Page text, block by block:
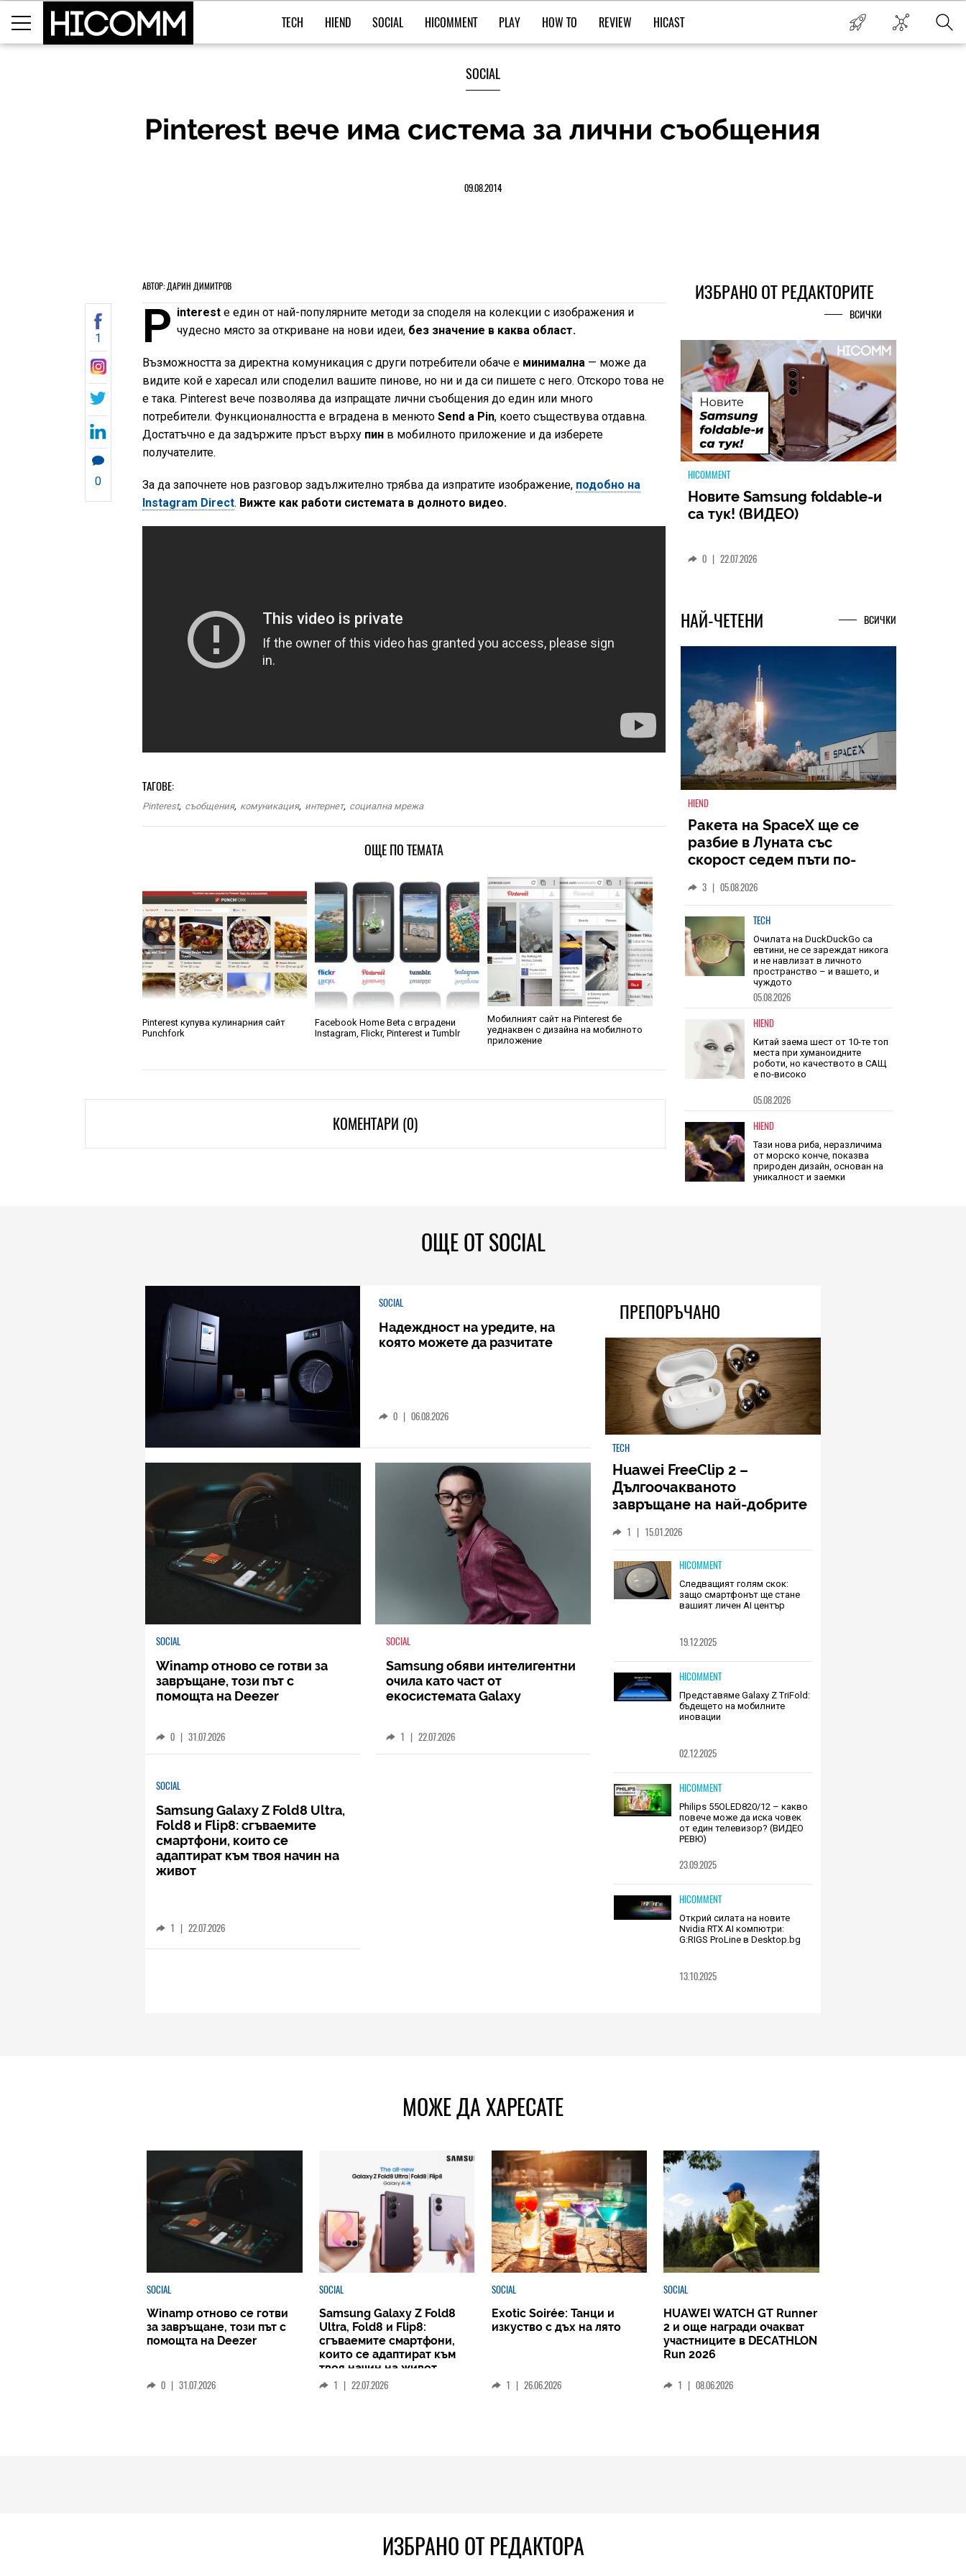
TECH HIEND SOCIAL HICOMMENT PLAY HOW TO REVIEW HICAST
SOCIAL
Pinterest вече има система за лични съобщения
09.08.2014
АВТОР: ДАРИН ДИМИТРОВ
1
0
P interestе един от най-популярните методи за споделя на колекции с изображения и
чудесно място за откриване на нови идеи, без значение в каква област.
Възможността за директна комуникация с други потребители обаче е минимална — може да
видите кой е харесал или споделил вашите пинове, но ни и да си пишете с него. Отскоро това не
е така. Pinterest вече позволява да изпращате лични съобщения до един или много
потребители. Функционалността е вградена в менютоSend a Pin, което съществува отдавна.
Достатъчно е да задържите пръст върху пин в мобилното приложение и да изберете
получателите.
За да започнете нов разговор задължително трябва да изпратите изображение, подобно на
Instagram Direct. Вижте как работи системата в долното видео.
ТАГОВЕ:
Pinterest, съобщения, комуникация, интернет, социална мрежа
ОЩЕ ПО ТЕМАТА
Pinterest купува кулинарния сайт
Punchfork
Facebook Home Beta с вградени
Instagram, Flickr, Pinterest и Tumblr
Мобилният сайт на Pinterest бе
уеднаквен с дизайна на мобилното
приложение
КОМЕНТАРИ (0)
ИЗБРАНО ОТ РЕДАКТОРИТЕ
ВСИЧКИ
HICOMMENT
MSI Cyborg 15 MAX: Когато
производителността
срещне футуристичния
дизайн (РЕВЮ)
HIEND
Ракета на SpaceX ще се
разбие в Луната със
скорост седем пъти по-
голяма от скоростта на
звука
3 05.08.2026
Очилата на DuckDuckGo са
евтини, не се зареждат никога
и не навлизат в личното
пространство – и вашето, и
чуждото
05.08.2026
HIEND
Китай заема шест от 10-те топ
места при хуманоидните
роботи, но качеството в САЩ
е по-високо
05.08.2026
HIEND
Тази нова риба, неразличима
от морско конче, показва
природен дизайн, основан на
уникалност и заемки
06.08.2026
ОЩЕ ОТ SOCIAL
SOCIAL
Надеждност на уредите, на
която можете да разчитате
0 | 06.08.2026
SOCIAL
Winamp отново се готви за
завръщане, този път с
помощта на Deezer
0 | 31.07.2026
SOCIAL
Samsung обяви интелигентни
очила като част от
екосистемата Galaxy
1 | 22.07.2026
SOCIAL
Samsung Galaxy Z Fold8 Ultra,
Fold8 и Flip8: сгъваемите
смартфони, които се
адаптират към твоя начин на
живот
1 | 22.07.2026
ПРЕПОРЪЧАНО
TECH
Huawei FreeClip 2 –
Дългоочакваното
завръщане на най-добрите
1 | 15.01.2026
HICOMMENT
Следващият голям скок:
защо смартфонът ще стане
вашият личен AI център
19.12.2025
HICOMMENT
Представяме Galaxy Z TriFold:
бъдещето на мобилните
иновации
02.12.2025
HICOMMENT
Philips 55OLED820/12 – какво
повече може да иска човек
от един телевизор? (ВИДЕО
РЕВЮ)
23.09.2025
HICOMMENT
Открий силата на новите
Nvidia RTX AI компютри:
G:RIGS ProLine в Desktop.bg
13.10.2025
МОЖЕ ДА ХАРЕСАТЕ
SOCIAL
Winamp отново се готви
за завръщане, този път с
помощта на Deezer
0 | 31.07.2026
SOCIAL
Samsung Galaxy Z Fold8
Ultra, Fold8 и Flip8:
сгъваемите смартфони,
които се адаптират към
твоя начин на живот
1 | 22.07.2026
SOCIAL
Exotic Soirée: Танци и
изкуство с дъх на лято
1 | 26.06.2026
SOCIAL
HUAWEI WATCH GT Runner
2 и още награди очакват
участниците в DECATHLON
Run 2026
1 | 08.06.2026
ИЗБРАНО ОТ РЕДАКТОРА